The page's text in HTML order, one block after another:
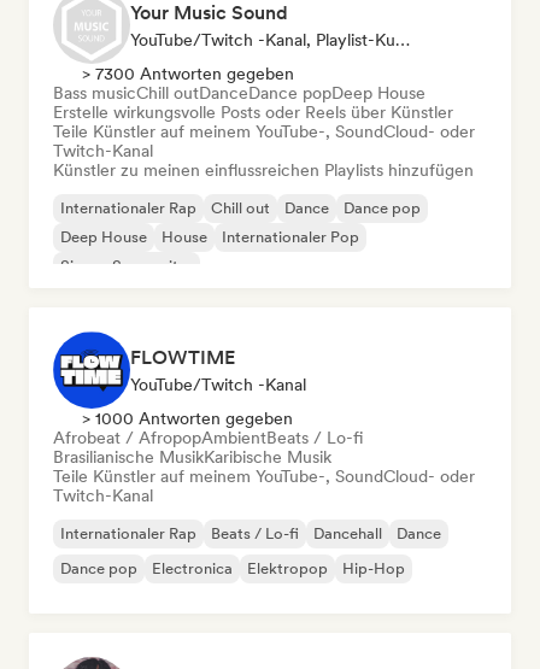
Your Music Sound
YouTube/Twitch -Kanal, Playlist-Kurator, Social Media Influencer
> 7300 Antworten gegeben
Bass musicChill outDanceDance popDeep House
Erstelle wirkungsvolle Posts oder Reels über Künstler
Teile Künstler auf meinem YouTube-, SoundCloud- oder
Twitch-Kanal
Künstler zu meinen einflussreichen Playlists hinzufügen
Internationaler Rap Chill out Dance
Dance pop
Deep House
House
Internationaler Pop
Singer-Songwriter
FLOWTIME
YouTube/Twitch -Kanal
> 1000 Antworten gegeben
Afrobeat / AfropopAmbientBeats / Lo-fi
Brasilianische MusikKaribische Musik
Teile Künstler auf meinem YouTube-, SoundCloud- oder
Twitch-Kanal
Internationaler Rap Beats / Lo-fi Dancehall
Dance
Dance pop
Electronica Elektropop Hip-Hop